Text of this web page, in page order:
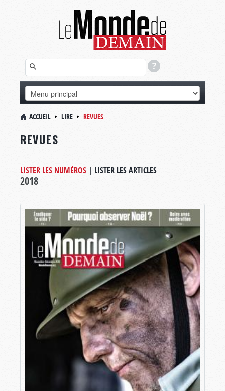
ACCUEIL LIRE REVUES
REVUES
LISTER LES NUMÉROS | LISTER LES ARTICLES
2018